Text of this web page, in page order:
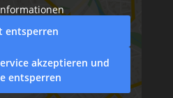
entsperren
akzeptieren und
entsperren